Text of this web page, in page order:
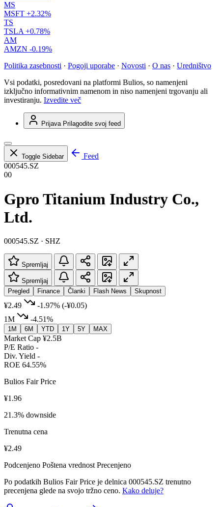
MS
MSFT +2.32%
TS
TSLA +0.78%
AM
AMZN -0.19%
Politika zasebnosti · Pogoji uporabe · Novosti · O nas · Uredništvo
Vsi podatki, posredovani na platformi Bulios, so namenjeni
izključno informativnim namenom in niso namenjeni trgovanju ali
investiranju. Izvedite več
Prijava Prilagodite svoj feed
Toggle Sidebar
Feed
000545.SZ
00
Gpro Titanium Industry Co.,
Ltd.
000545.SZ · SHZ
Spremljaj
Spremljaj
Pregled
Finance Članki Flash News Skupnost
¥2.49 -1.97% (-¥0.05)
1M
-4.51%
1M 6M YTD 1Y 5Y MAX
Market Cap ¥2.5B
P/E Ratio -
Div. Yield -
ROE 64.55%
Bulios Fair Price
¥1.96
21.3% downside
Trenutna cena
¥2.49
Podcenjeno Poštena vrednost Precenjeno
Po podatkih Bulios Fair Price je delnica 000545.SZ trenutno
precenjena glede na svojo tržno ceno. Kako deluje?